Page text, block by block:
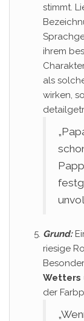
stimmt.
ihrem
als
wirken,
Grund:
riesige
Wetters
der